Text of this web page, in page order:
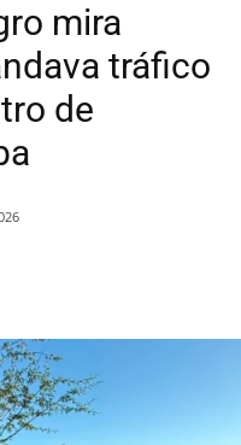
mira
tráfico
de